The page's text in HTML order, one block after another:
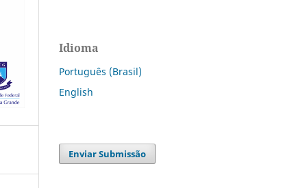
Idioma
Português (Brasil)
English
Enviar Submissão